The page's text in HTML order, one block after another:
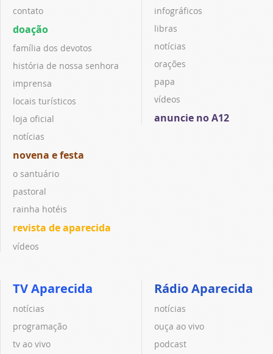
contato
doação
família dos devotos
história de nossa senhora
imprensa
locais turísticos
loja oficial
notícias
novena e festa
o santuário
pastoral
rainha hotéis
revista de aparecida
vídeos
infográficos
libras
notícias
orações
papa
vídeos
anuncie no A12
TV Aparecida
notícias
programação
tv ao vivo
Rádio Aparecida
notícias
ouça ao vivo
podcast